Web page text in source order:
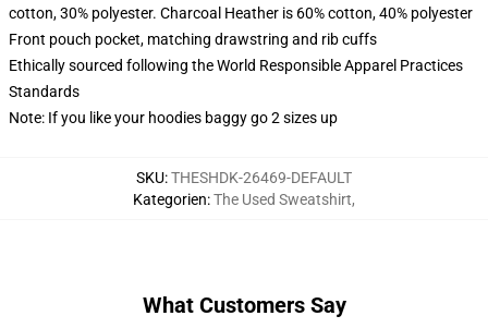
cotton, 30% polyester. Charcoal Heather is 60% cotton, 40% polyester
Front pouch pocket, matching drawstring and rib cuffs
Ethically sourced following the World Responsible Apparel Practices
Standards
Note: If you like your hoodies baggy go 2 sizes up
SKU:THESHDK-26469-DEFAULT
Kategorien:The Used Sweatshirt,
What Customers Say